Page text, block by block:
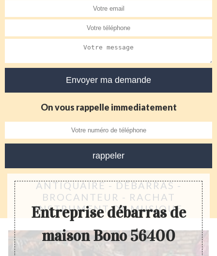
On vous rappelle immediatement
ANTIQUAIRE - DÉBARRAS -
BROCANTEUR - RACHAT
INSTRUMENT DE MUSIQUE
Entreprise débarras de
maison Bono 56400